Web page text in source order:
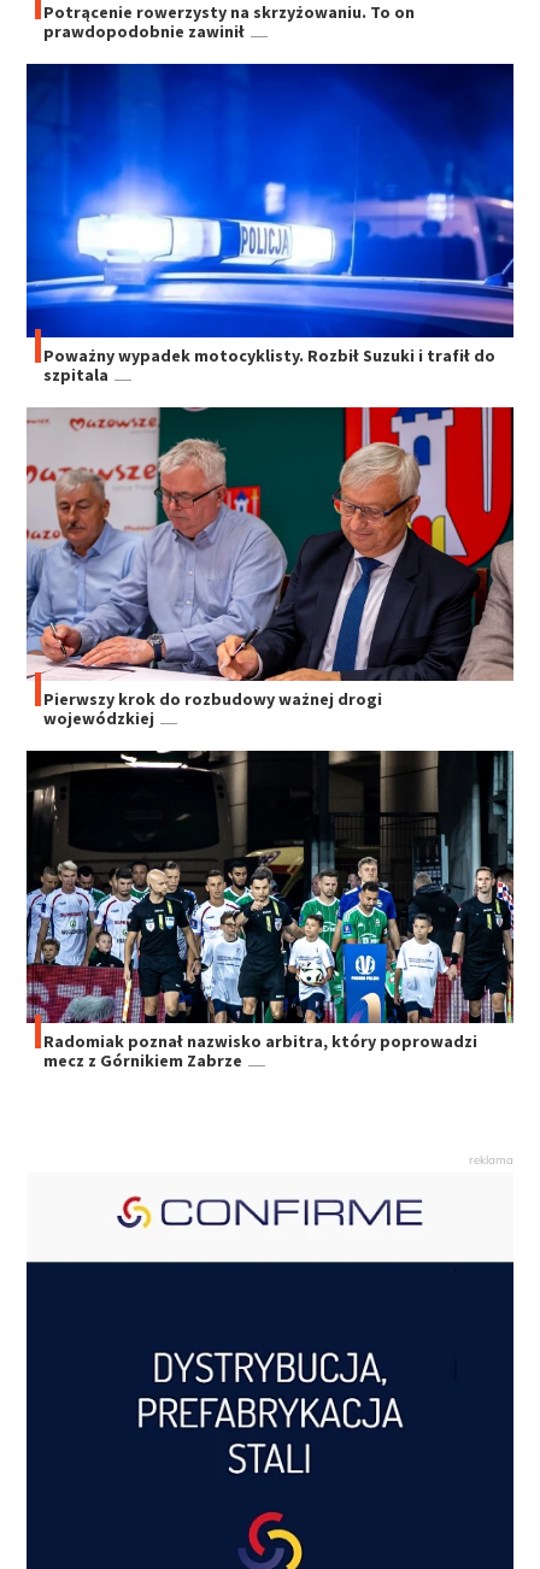
Potrącenie rowerzysty na skrzyżowaniu. To on
prawdopodobnie zawinił
Poważny wypadek motocyklisty. Rozbił Suzuki i trafił do
szpitala
Pierwszy krok do rozbudowy ważnej drogi
wojewódzkiej
Radomiak poznał nazwisko arbitra, który poprowadzi
mecz z Górnikiem Zabrze